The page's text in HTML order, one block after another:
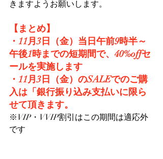
きますようお願いします。
【まとめ】
・11月3日（金）当日午前9時半～
午後1時までの短期間で、40%offセ
ールを実施します
・11月3日（金）のSALEでのご購
入は「銀行振り込み支払いに限ら
せて頂きます。
※VIP・VVIP割引はこの期間は適応外
です